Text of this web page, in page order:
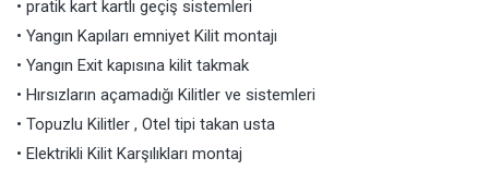
• pratik kart kartlı geçiş sistemleri
• Yangın Kapıları emniyet Kilit montajı
• Yangın Exit kapısına kilit takmak
• Hırsızların açamadığı Kilitler ve sistemleri
• Topuzlu Kilitler , Otel tipi takan usta
• Elektrikli Kilit Karşılıkları montaj